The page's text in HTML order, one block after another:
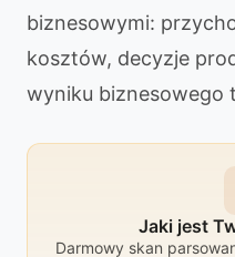
biznesowymi:
kosztów, decyzje
wyniku biznesowego
Jaki jest
Darmowy skan